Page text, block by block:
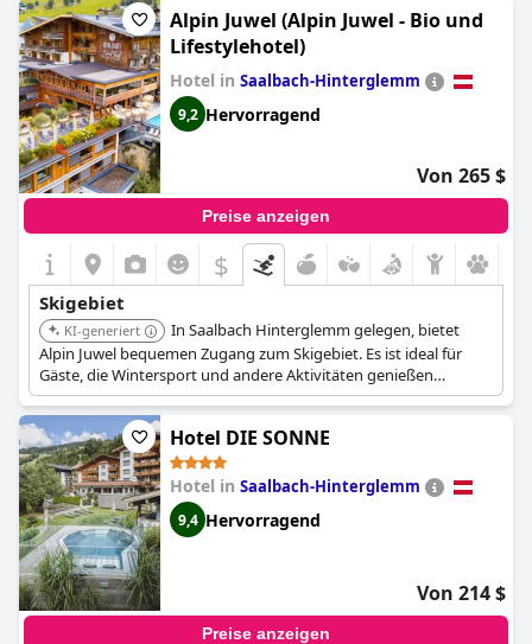
Alpin Juwel (Alpin Juwel - Bio und
Lifestylehotel)
Hotel in Saalbach-Hinterglemm
9,2 Hervorragend
Von 265 $
Preise anzeigen
$
Skigebiet
KI-generiert
In Saalbach Hinterglemm gelegen, bietet
Alpin Juwel bequemen Zugang zum Skigebiet. Es ist ideal für
Gäste, die Wintersport und andere Aktivitäten genießen
möchten.
Hotel DIE SONNE
Hotel in Saalbach-Hinterglemm
9,4 Hervorragend
Von 214 $
Preise anzeigen